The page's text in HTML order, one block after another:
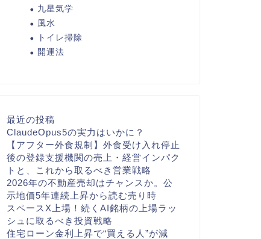
九星気学
風水
トイレ掃除
開運法
最近の投稿
ClaudeOpus5の実力はいかに？
【アフター外食規制】外食受け入れ停止
後の登録支援機関の売上・経営インパク
トと、これから取るべき営業戦略
2026年の不動産売却はチャンスか。公
示地価5年連続上昇から読む売り時
スペースX上場！続くAI銘柄の上場ラッ
シュに取るべき投資戦略
住宅ローン金利上昇で“買える人”が減